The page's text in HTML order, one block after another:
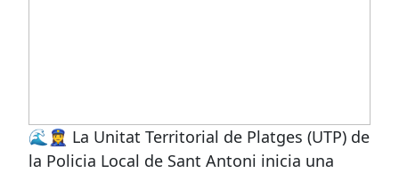
🌊👮‍♀️ La Unitat Territorial de Platges (UTP) de
la Policia Local de Sant Antoni inicia una